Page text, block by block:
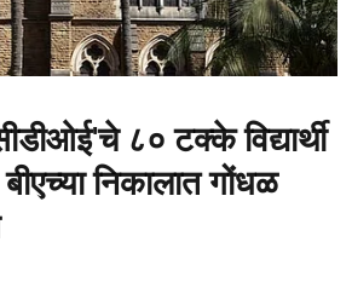
८० टक्के विद्यार्थी
निकालात गोंधळ